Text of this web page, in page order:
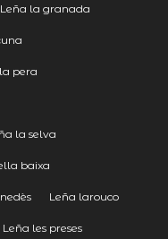
Leña la granada
pera
la selva
baixa
Leña larouco
Leña les preses